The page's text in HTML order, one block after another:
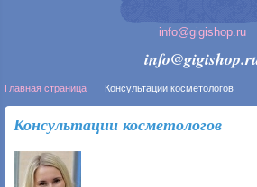
info@gigishop.ru
Главная страница Консультации косметологов
Консультации косметологов